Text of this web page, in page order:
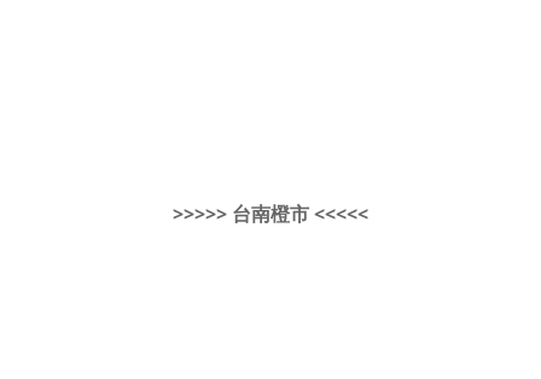
>>>>> 台南橙市 <<<<<